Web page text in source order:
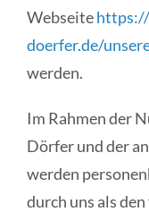
Webseite
doerfer.de/
werden.
Im Rahmen der
Dörfer und der
werden
durch uns als